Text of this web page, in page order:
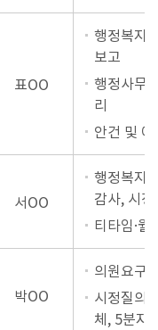
표OO
행정복지
보고
행정사무
리
안건 및
서OO
행정복지
감사, 시
티타임·
박OO
의원요구
시정질의,
체, 5분자